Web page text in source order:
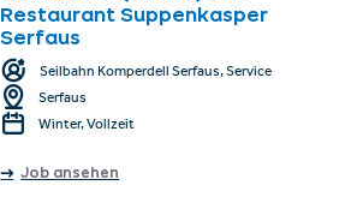
Restaurant Suppenkasper
Serfaus
Seilbahn Komperdell Serfaus, Service
Serfaus
Winter, Vollzeit
Job ansehen